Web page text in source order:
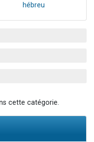
hébreu
cette catégorie.